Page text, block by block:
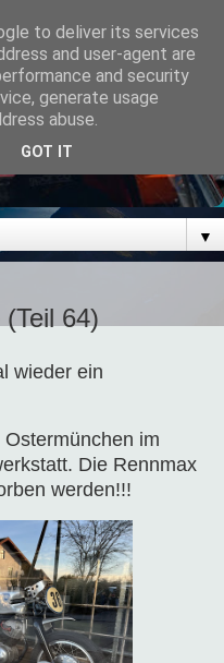
▼
64)
wieder ein
im
Die Rennmax
werden!!!
to deliver its services
and user-agent are
and security
generate usage
abuse.
GOT IT